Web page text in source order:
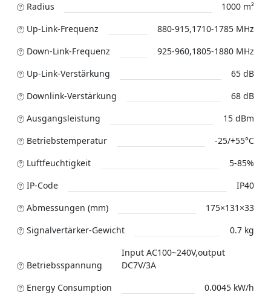
Radius
1000 m²
Up-Link-Frequenz
880-915,1710-1785 MHz
Down-Link-Frequenz
925-960,1805-1880 MHz
Up-Link-Verstärkung
65 dB
Downlink-Verstärkung
68 dB
Ausgangsleistung
15 dBm
Betriebstemperatur
-25/+55°C
Luftfeuchtigkeit
5-85%
IP-Code
IP40
Abmessungen (mm)
175×131×33
Signalvertärker-Gewicht
0.7 kg
Betriebsspannung
Input AC100~240V,output
DC7V/3A
Energy Consumption
0.0045 kW/h